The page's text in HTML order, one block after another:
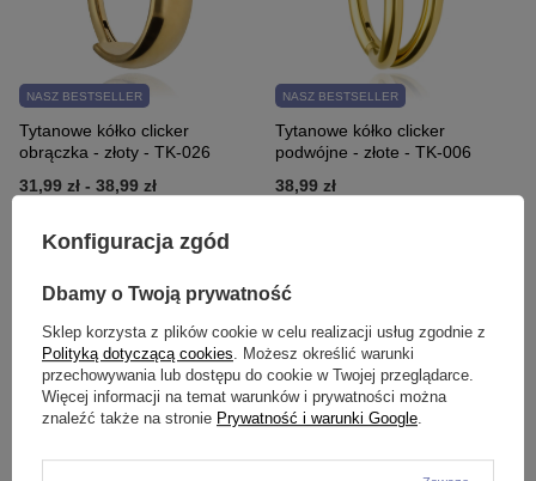
NASZ BESTSELLER
Tytanowe kółko clicker
obrączka - złoty - TK-026
31,99 zł - 38,99 zł
NASZ BESTSELLER
Tytanowe kółko clicker
podwójne - złote - TK-006
38,99 zł
Konfiguracja zgód
Dbamy o Twoją prywatność
Sklep korzysta z plików cookie w celu realizacji usług zgodnie z
Polityką dotyczącą cookies . Możesz określić warunki
przechowywania lub dostępu do cookie w Twojej przeglądarce.
Więcej informacji na temat warunków i prywatności można
znaleźć także na stronie Prywatność i warunki Google